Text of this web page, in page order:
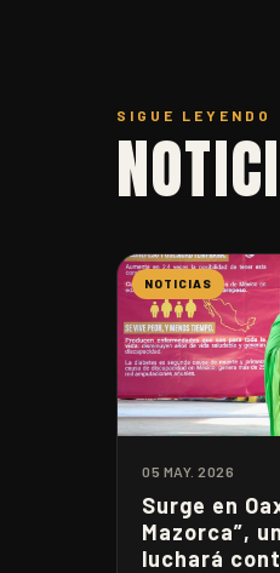
SIGUE LEYENDO
NOTICIAS
05 MAY. 2026
Surge en
Mazorca”,
luchará